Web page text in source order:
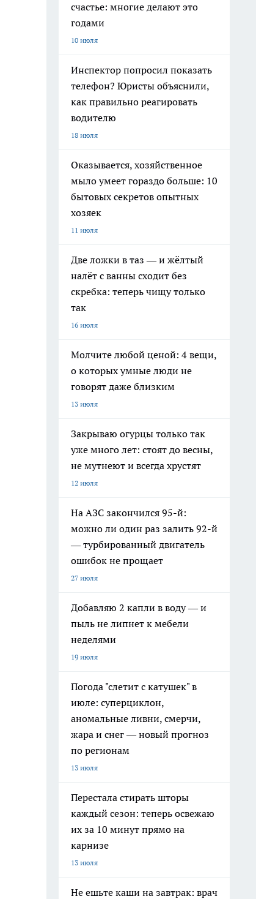
счастье: многие делают это
годами
10 июля
Инспектор попросил показать
телефон? Юристы объяснили,
как правильно реагировать
водителю
18 июля
Оказывается, хозяйственное
мыло умеет гораздо больше: 10
бытовых секретов опытных
хозяек
11 июля
Две ложки в таз — и жёлтый
налёт с ванны сходит без
скребка: теперь чищу только
так
16 июля
Молчите любой ценой: 4 вещи,
о которых умные люди не
говорят даже близким
13 июля
Закрываю огурцы только так
уже много лет: стоят до весны,
не мутнеют и всегда хрустят
12 июля
На АЗС закончился 95-й:
можно ли один раз залить 92-й
— турбированный двигатель
ошибок не прощает
27 июля
Добавляю 2 капли в воду — и
пыль не липнет к мебели
неделями
19 июля
Погода "слетит с катушек" в
июле: суперциклон,
аномальные ливни, смерчи,
жара и снег — новый прогноз
по регионам
13 июля
Перестала стирать шторы
каждый сезон: теперь освежаю
их за 10 минут прямо на
карнизе
13 июля
Не ешьте каши на завтрак: врач